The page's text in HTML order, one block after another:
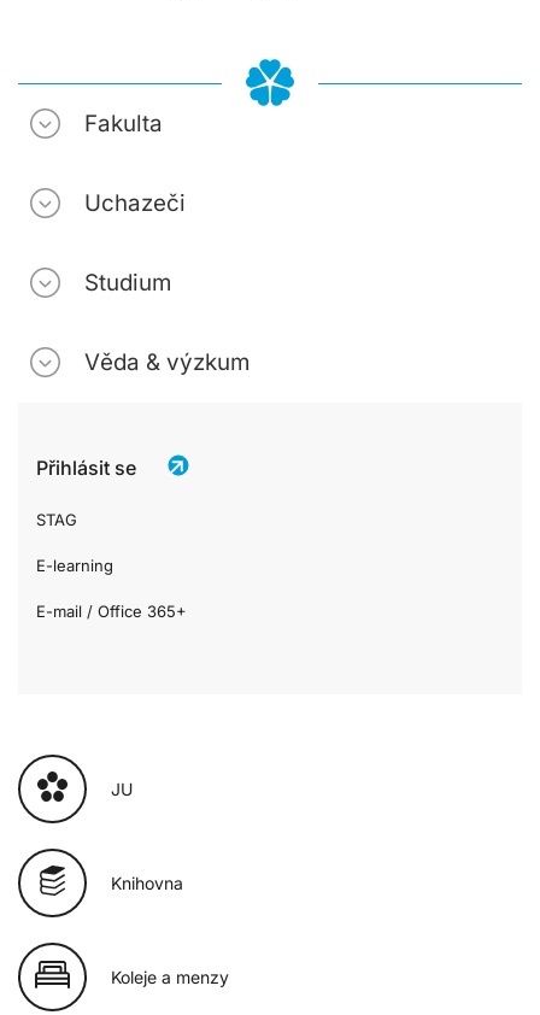
Fakulta
Uchazeči
Studium
Věda & výzkum
Přihlásit se
STAG
E-learning
E-mail / Office 365+
JU
Knihovna
Koleje a menzy